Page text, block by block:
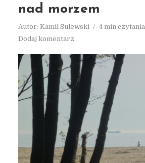
nad morzem
Autor: Kamil Sulewski
4 min czytania
Dodaj komentarz